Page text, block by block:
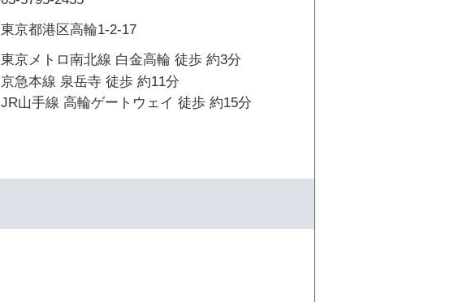
東京都港区高輪1-2-17
東京メトロ南北線 白金高輪 徒歩 約3分
京急本線 泉岳寺 徒歩 約11分
JR山手線 高輪ゲートウェイ 徒歩 約15分